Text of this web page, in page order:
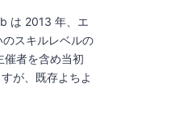
は 2013 年、エ
スキルレベルの
催者を含め当初
が、既存よちよ